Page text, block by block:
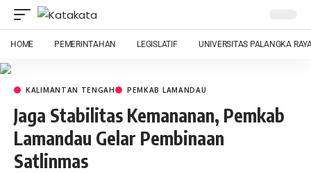
HOME PEMERINTAHAN LEGISLATIF UNIVERSITAS PALANGKA
KALIMANTAN TENGAH PEMKAB LAMANDAU
Jaga Stabilitas Kemananan, Pemkab
Lamandau Gelar Pembinaan
Satlinmas